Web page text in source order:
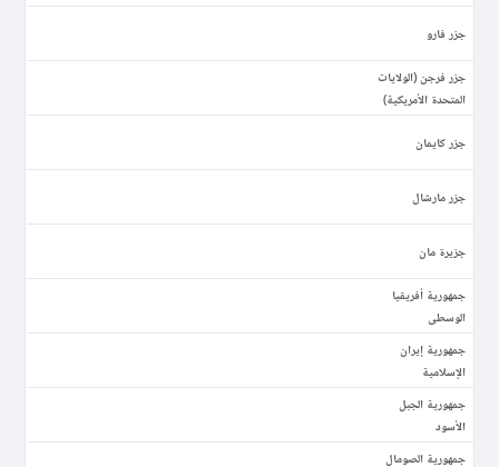
جزر فارو
جزر فرجن (الولايات
المتحدة الأمريكية)
جزر كايمان
جزر مارشال
جزيرة مان
جمهورية أفريقيا
الوسطى
جمهورية إيران
الإسلامية
جمهورية الجبل
الأسود
جمهورية الصومال